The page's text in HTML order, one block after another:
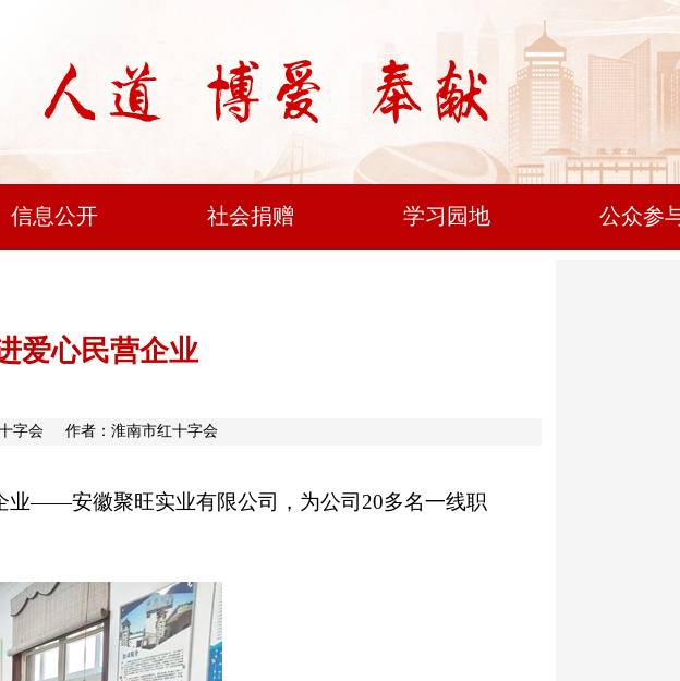
信息公开 社会捐赠 学习园地 公众参
爱心民营企业
字会 作者：淮南市红十字会
——安徽聚旺实业有限公司，为公司20多名一线职